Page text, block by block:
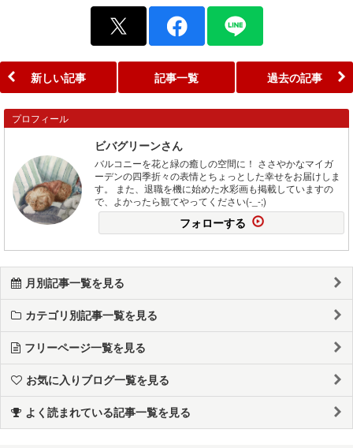
新しい記事 記事一覧 過去の記事
プロフィール
ビバグリーンさん
バルコニーを花と緑の癒しの空間に！ ささやかなマイガ
ーデンの四季折々の表情とちょっとした幸せをお届けしま
す。 また、退職を機に始めた水彩画も掲載していますの
で、よかったら観てやってください(-_-;)
フォローする
月別記事一覧を見る
カテゴリ別記事一覧を見る
フリーページ一覧を見る
お気に入りブログ一覧を見る
よく読まれている記事一覧を見る